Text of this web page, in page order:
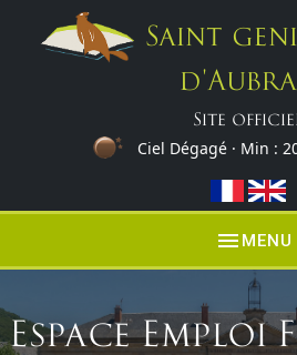
Saint
Site officiel
Ciel Dégagé · Min :
menu MENU
Espace